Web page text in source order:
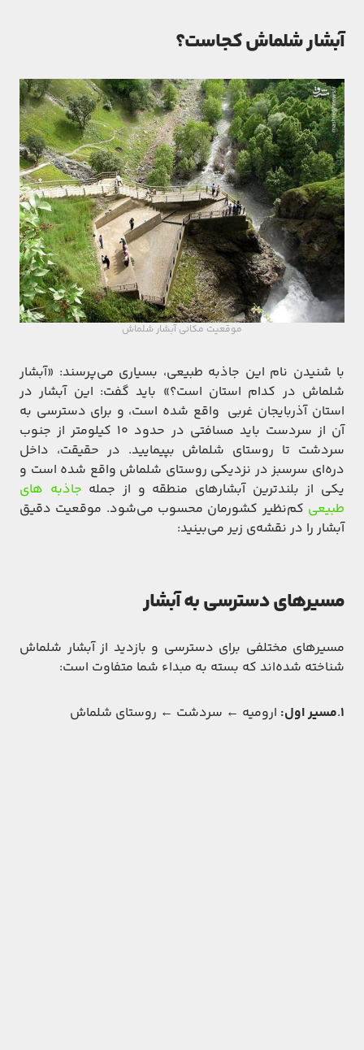
آبشار شلماش کجاست؟
موقعیت مکانی آبشار شلماش
با شنیدن نام این جاذبه طبیعی، بسیاری می‌پرسند: «آبشار
شلماش در کدام استان است؟» باید گفت: این آبشار در
استان آذربایجان غربی واقع شده است، و برای دسترسی به
آن از سردست باید مسافتی در حدود ۱۰ کیلومتر از جنوب
سردشت تا روستای شلماش بپیمایید. در حقیقت، داخل
دره‌ای سرسبز در نزدیکی روستای شلماش واقع شده است و
یکی از بلندترین آبشارهای منطقه و از جمله جاذبه های
طبیعی کم‌نظیر کشورمان محسوب می‌شود. موقعیت دقیق
آبشار را در نقشه‌ی زیر می‌بینید:
مسیرهای دسترسی به آبشار
مسیرهای مختلفی برای دسترسی و بازدید از آبشار شلماش
شناخته شده‌اند که بسته به مبداء شما متفاوت است:
1
.مسیر اول: ارومیه ← سردشت ← روستای شلماش